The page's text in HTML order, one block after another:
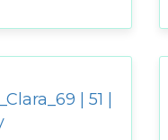
| 51 |